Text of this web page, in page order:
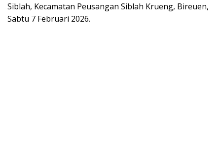
Siblah, Kecamatan Peusangan Siblah Krueng, Bireuen,
Sabtu 7 Februari 2026.